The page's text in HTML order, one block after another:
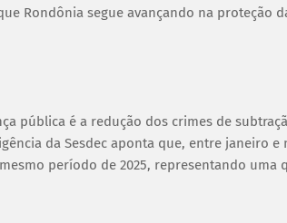
Rondônia segue avançando na proteção
pública é a redução dos crimes de
da Sesdec aponta que, entre janeiro e
período de 2025, representando uma